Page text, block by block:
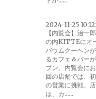
2024-11-25
【内覧会】治一
の内KITTEにオ
バウムクーヘン
るカフェ＆バー
プン。内覧会に
回の店舗では、
の営業に挑戦。
は、カ......